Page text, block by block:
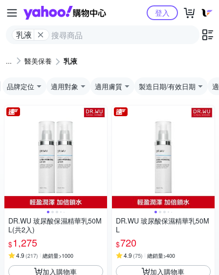
Yahoo購物中心
乳液
登入
醫美保養 乳液
品牌定位 適用對象 適用膚質 製造日期/有效日期
DR.WU 玻尿酸保濕精華乳50M
L(共2入)
$1,275
4.9 (217) 總銷量>1000
加入購物車
DR.WU 玻尿酸保濕精華乳50M
L
$720
4.9 (75) 總銷量>400
加入購物車